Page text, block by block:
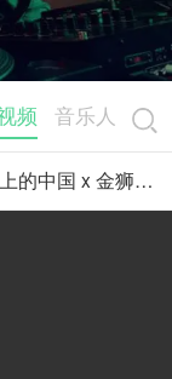
频 音乐人
财 (135)-跨年-元旦-新年